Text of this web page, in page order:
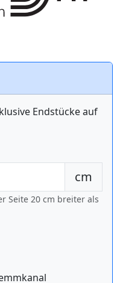
Endstücke auf
cm
Seite 20 cm breiter als